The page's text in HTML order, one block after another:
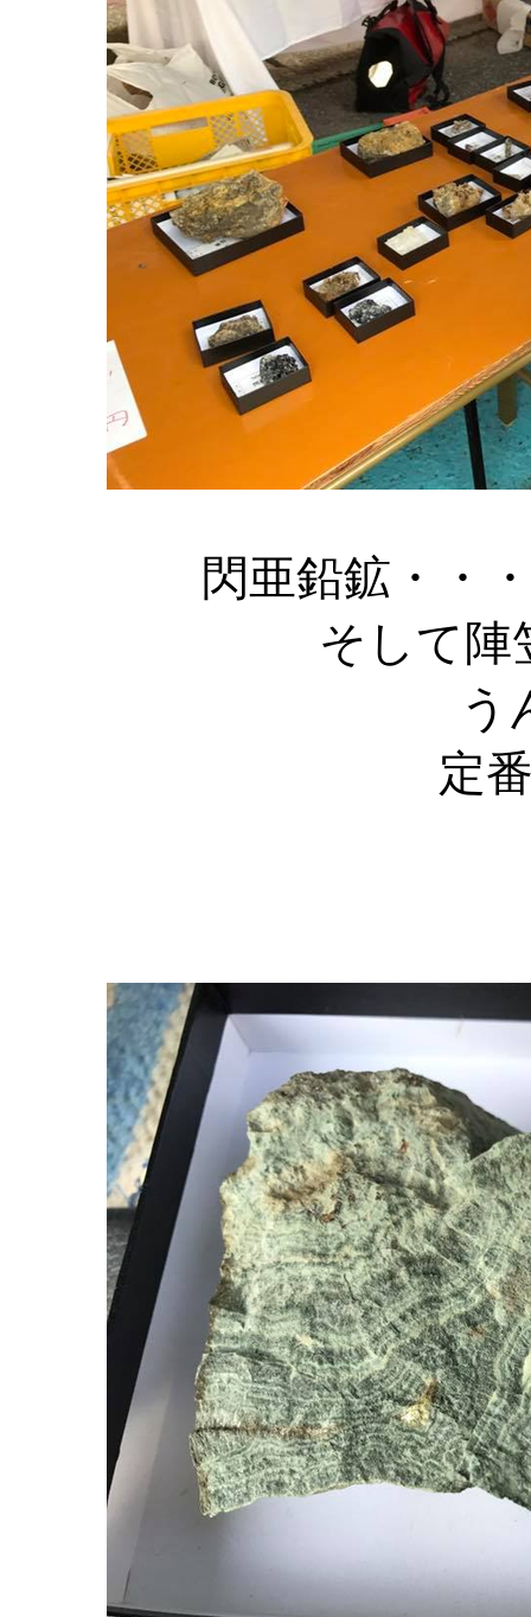
閃亜鉛鉱・・
そして陣
う
定